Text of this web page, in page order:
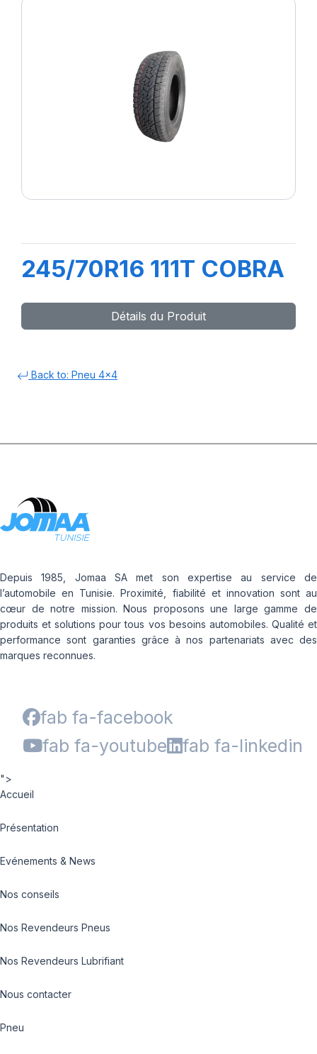
245/70R16 111T COBRA
Détails du Produit
Back to: Pneu 4x4
Depuis 1985, Jomaa SA met son expertise au service de
l’automobile en Tunisie. Proximité, fiabilité et innovation sont au
cœur de notre mission. Nous proposons une large gamme de
produits et solutions pour tous vos besoins automobiles. Qualité et
performance sont garanties grâce à nos partenariats avec des
marques reconnues.
fab fa-facebook
fab fa-youtube
fab fa-linkedin
">
Accueil
Présentation
Evénements & News
Nos conseils
Nos Revendeurs Pneus
Nos Revendeurs Lubrifiant
Nous contacter
Pneu